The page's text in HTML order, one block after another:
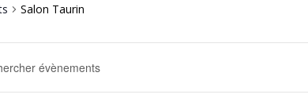
Salon Taurin